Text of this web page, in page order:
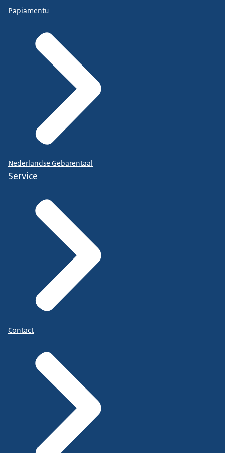
Papiamentu
Nederlandse Gebarentaal
Service
Contact